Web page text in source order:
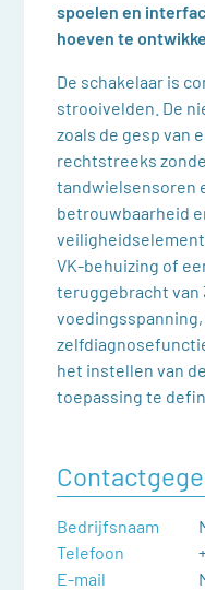
spoelen en
hoeven te
De schakelaar is
strooivelden. De
zoals de gesp van
rechtstreeks
tandwielsensoren
betrouwbaarheid
veiligheidselement
VK-behuizing of
teruggebracht van
het instellen van
toepassing te
Bedrijfsnaam
Telefoon
E-mail